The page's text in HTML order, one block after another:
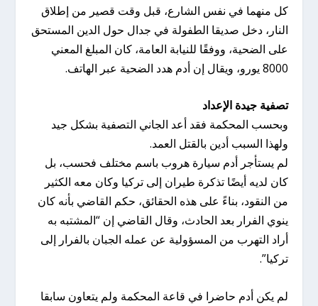
كل منهما في نفس الشارع، قبل وقت قصير من إطلاق
النار، دخل صديقا الطفولة في جدال حول الدين المستحق
على الضحية، ووفقًا للنيابة العامة، كان المبلغ المعني
8000 يورو، ويقال إن أدم هدد الضحية عبر الهاتف.
تصفية جيدة الإعداد
وبحسب المحكمة فقد أعد الجاني التصفية بشكل جيد
ولهذا السبب أدين بالقتل العمد.
لم يستأجر أدم سيارة هروب باسم مختلف فحسب، بل
كان لديه أيضًا تذكرة طيران إلى تركيا وكان معه الكثير
من النقود، بناءً على هذه الحقائق، حكم القاضي بأنه كان
ينوي الفرار بعد الحادث، وقال القاضي إن “المشتبه به
أراد التهرب من المسؤولية عن عمله الجبان بالفرار إلى
تركيا”.
لم يكن أدم حاضرا في قاعة المحكمة ولم يتعاون سابقا